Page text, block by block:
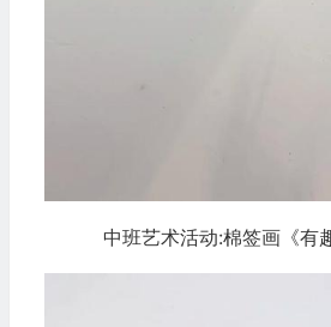
中班艺术活动:棉签画《有